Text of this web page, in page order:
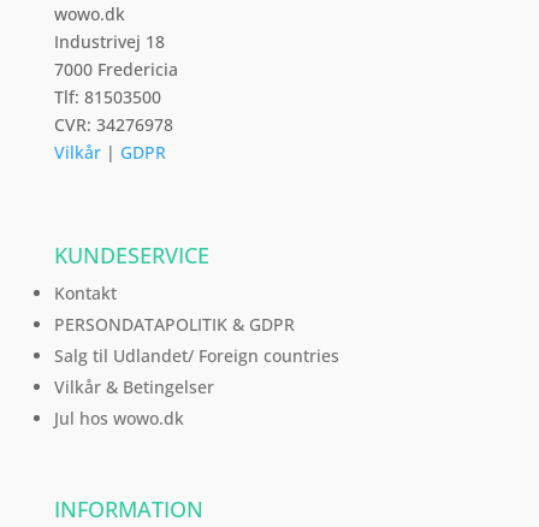
wowo.dk
Industrivej 18
7000 Fredericia
Tlf: 81503500
CVR: 34276978
Vilkår| GDPR
KUNDESERVICE
Kontakt
PERSONDATAPOLITIK & GDPR
Salg til Udlandet/ Foreign countries
Vilkår & Betingelser
Jul hos wowo.dk
INFORMATION